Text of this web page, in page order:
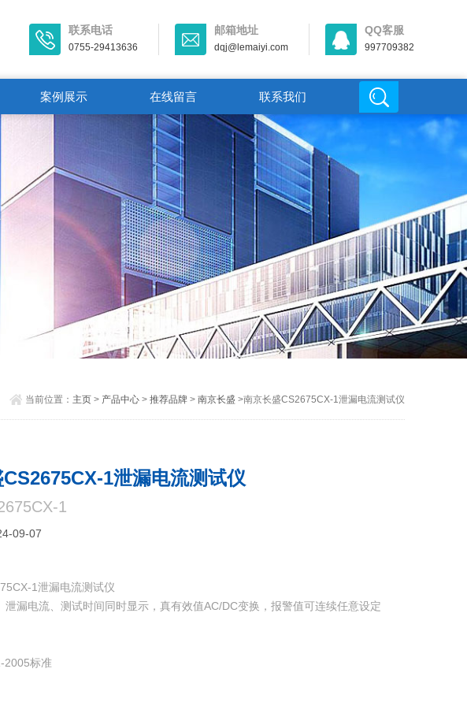
联系电话
0755-29413636
邮箱地址
dqj@lemaiyi.com
QQ客服
997709382
案例展示 在线留言 联系我们
当前位置： 主页> 产品中心> 推荐品牌> 南京长盛 >南京长盛CS2675CX-1泄漏电流测试仪
1泄漏电流测试仪
1
09-07
1泄漏电流测试仪
泄漏电流、测试时间同时显示，真有效值AC/DC变换，报警值可连续任意设定
2005标准